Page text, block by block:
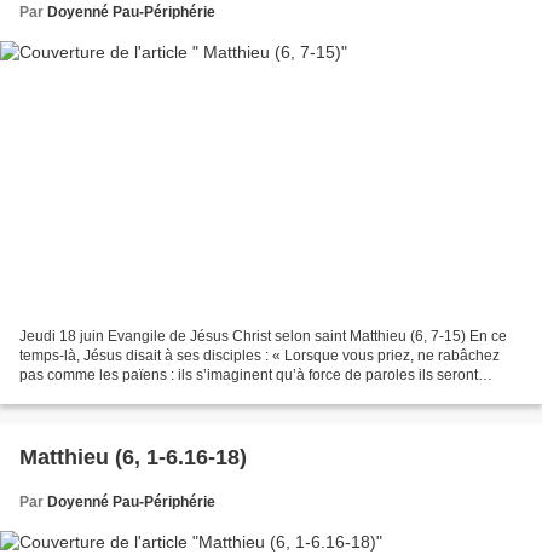
Par Doyenné Pau-Périphérie
Jeudi 18 juin Evangile de Jésus Christ selon saint Matthieu (6, 7-15) En ce
temps-là, Jésus disait à ses disciples : « Lorsque vous priez, ne rabâchez
pas comme les païens : ils s’imaginent qu’à force de paroles ils seront
Matthieu (6, 1-6.16-18)
Par Doyenné Pau-Périphérie